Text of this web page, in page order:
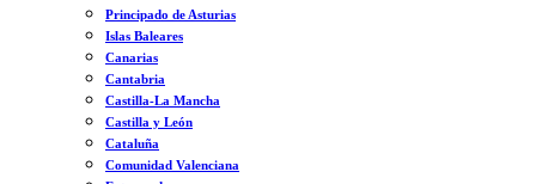
Principado de Asturias
Islas Baleares
Canarias
Cantabria
Castilla-La Mancha
Castilla y León
Cataluña
Comunidad Valenciana